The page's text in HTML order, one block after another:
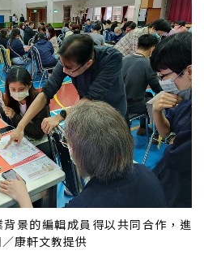
景的編輯成員得以共同合作，進
康軒文教提供